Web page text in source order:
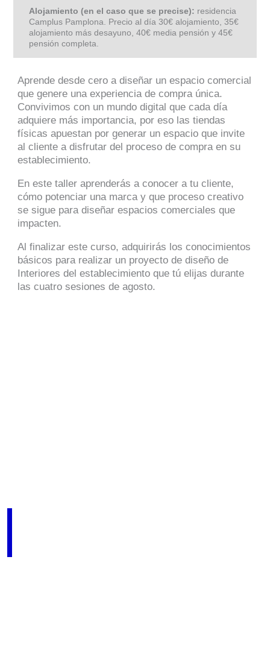
Alojamiento (en el caso que se precise): residencia
Camplus Pamplona. Precio al día 30€ alojamiento, 35€
alojamiento más desayuno, 40€ media pensión y 45€
pensión completa.
Aprende desde cero a diseñar un espacio comercial
que genere una experiencia de compra única.
Convivimos con un mundo digital que cada día
adquiere más importancia, por eso las tiendas
físicas apuestan por generar un espacio que invite
al cliente a disfrutar del proceso de compra en su
establecimiento.
En este taller aprenderás a conocer a tu cliente,
cómo potenciar una marca y que proceso creativo
se sigue para diseñar espacios comerciales que
impacten.
Al finalizar este curso, adquirirás los conocimientos
básicos para realizar un proyecto de diseño de
Interiores del establecimiento que tú elijas durante
las cuatro sesiones de agosto.